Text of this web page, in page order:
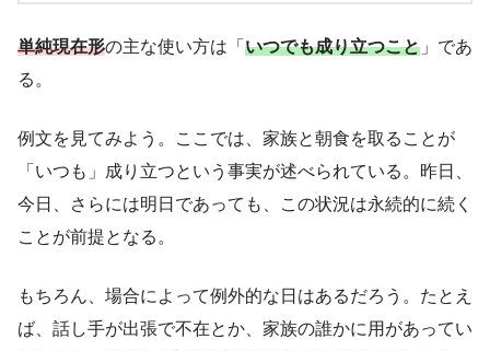
単純現在形の主な使い方は「 いつでも成り立つこと 」であ
る。
例文を見てみよう。ここでは、家族と朝食を取ることが
「いつも」成り立つという事実が述べられている。昨日、
今日、さらには明日であっても、この状況は永続的に続く
ことが前提となる。
もちろん、場合によって例外的な日はあるだろう。たとえ
ば、話し手が出張で不在とか、家族の誰かに用があってい